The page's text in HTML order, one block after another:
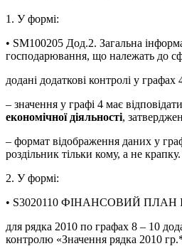
1. У формі:
• SM100205 Дод.2. Загальна
господарювання, що належать до
додані додаткові контролі у графах
– значення у графі 4 має
економічної діяльності,
– формат відображення даних у
роздільник тільки кому, а не крапку.
2. У формі:
• S3020110 ФІНАНСОВИЙ ПЛАН
для рядка 2010 по графах 8 – 10
контролю «Значення рядка 2010